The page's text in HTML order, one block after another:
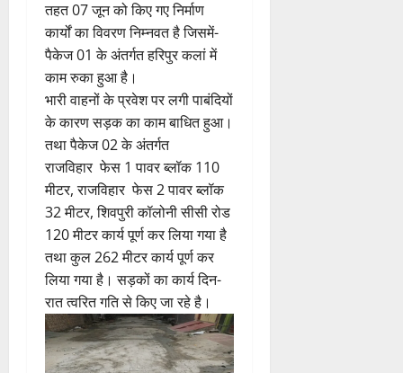
तहत 07 जून को किए गए निर्माण
कार्यों का विवरण निम्नवत है जिसमें-
पैकेज 01 के अंतर्गत हरिपुर कलां में
काम रुका हुआ है।
भारी वाहनों के प्रवेश पर लगी पाबंदियों
के कारण सड़क का काम बाधित हुआ।
तथा पैकेज 02 के अंतर्गत
राजविहार फेस 1 पावर ब्लॉक 110
मीटर, राजविहार फेस 2 पावर ब्लॉक
32 मीटर, शिवपुरी कॉलोनी सीसी रोड
120 मीटर कार्य पूर्ण कर लिया गया है
तथा कुल 262 मीटर कार्य पूर्ण कर
लिया गया है। सड़कों का कार्य दिन-
रात त्वरित गति से किए जा रहे है।